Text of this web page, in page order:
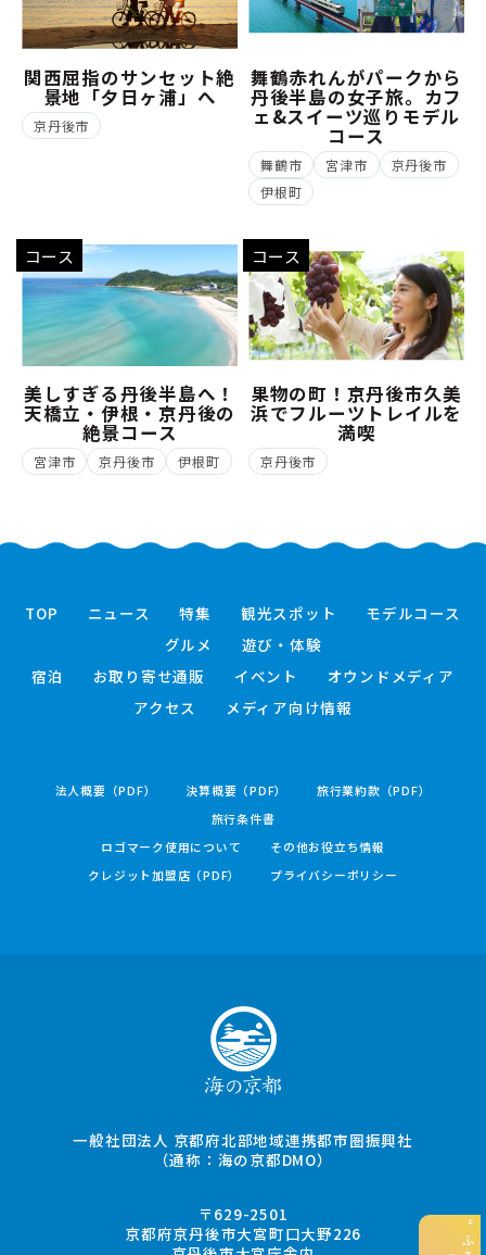
関西屈指のサンセット絶
景地「夕日ヶ浦」へ
京丹後市
舞鶴赤れんがパークから
丹後半島の女子旅。カフ
ェ&スイーツ巡りモデル
コース
舞鶴市 宮津市
京丹後市
伊根町
コース
美しすぎる丹後半島へ！
天橋立・伊根・京丹後の
絶景コース
宮津市 京丹後市 伊根町
コース
果物の町！京丹後市久美
浜でフルーツトレイルを
満喫
京丹後市
TOP ニュース 特集 観光スポット
モデルコース
グルメ
遊び・体験
宿泊
お取り寄せ通販 イベント
オウンドメディア
アクセス
メディア向け情報
法人概要（PDF） 決算概要（PDF）
旅行業約款（PDF）
旅行条件書
ロゴマーク使用について
その他お役立ち情報
クレジット加盟店（PDF）
プライバシーポリシー
一般社団法人 京都府北部地域連携都市圏振興社
（通称：海の京都DMO）
〒629-2501
京都府京丹後市大宮町口大野226